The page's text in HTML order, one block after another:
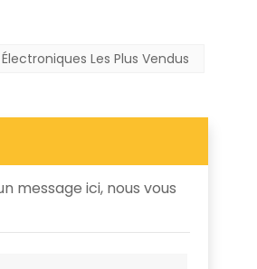
Les Plus Vendus
message ici, nous vous